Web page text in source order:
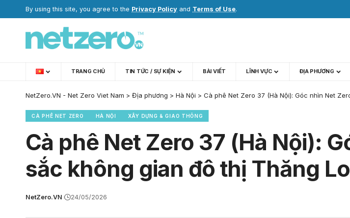
By using this site, you agree to the Privacy Policy and Terms of Use.
TRANG CHỦ TIN TỨC / SỰ KIỆN BÀI VIẾT LĨNH VỰC ĐỊA PHƯƠNG
NetZero.VN - Net Zero Viet Nam > Địa phương > Hà Nội > Cà phê Net Zero 37 (Hà Nội): Góc nhìn Net
CÀ PHÊ NET ZERO HÀ NỘI XÂY DỰNG & GIAO THÔNG
Cà phê Net Zero 37 (Hà Nội):
sắc không gian đô thị Thăng
NetZero.VN 24/05/2026